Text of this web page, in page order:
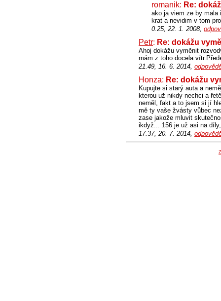
romanik: Re:
ako ja viem ze by mala
krat a nevidim v tom
0.25, 22. 1. 2008,
Petr: Re: dokážu
Ahoj dokážu vyměnit
mám z toho docela
21.49, 16. 6. 2014,
Honza: Re: dokážu
Kupujte si starý auta a
kterou už nikdy nechci a
neměl, fakt a to jsem si jí
mě ty vaše žvásty vůbec
zase jakože mluvit
ikdyž... 156 je už asi na
17.37, 20. 7. 2014,